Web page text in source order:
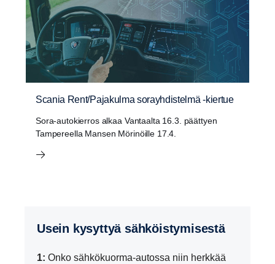
Scania Rent/Pajakulma sorayhdistelmä -kiertue
Sora-autokierros alkaa Vantaalta 16.3. päättyen
Tampereella Mansen Mörinöille 17.4.
Usein kysyttyä sähköistymisestä
1: Onko sähkökuorma-autossa niin herkkää